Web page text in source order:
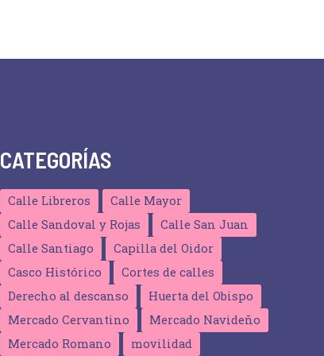
CATEGORÍAS
Calle Libreros
Calle Mayor
Calle Sandoval y Rojas
Calle San Juan
Calle Santiago
Capilla del Oidor
Casco Histórico
Cortes de calles
Derecho al descanso
Huerta del Obispo
Mercado Cervantino
Mercado Navideño
Mercado Romano
movilidad